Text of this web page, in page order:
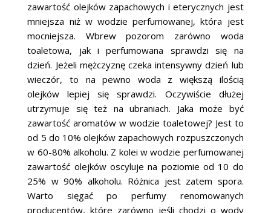
zawartość olejków zapachowych i eterycznych jest
mniejsza niż w wodzie perfumowanej, która jest
mocniejsza. Wbrew pozorom zarówno woda
toaletowa, jak i perfumowana sprawdzi się na
dzień. Jeżeli mężczyznę czeka intensywny dzień lub
wieczór, to na pewno woda z większą ilością
olejków lepiej się sprawdzi. Oczywiście dłużej
utrzymuje się też na ubraniach. Jaka może być
zawartość aromatów w wodzie toaletowej? Jest to
od 5 do 10% olejków zapachowych rozpuszczonych
w 60-80% alkoholu. Z kolei w wodzie perfumowanej
zawartość olejków oscyluje na poziomie od 10 do
25% w 90% alkoholu. Różnica jest zatem spora.
Warto sięgać po perfumy renomowanych
producentów, które zarówno jeśli chodzi o wody